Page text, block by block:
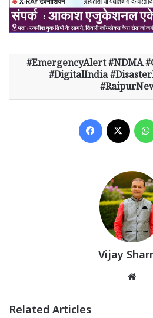
EmergencyAlert #NDMA
#DigitalIndia
Facebook
Vijay
Related Articles